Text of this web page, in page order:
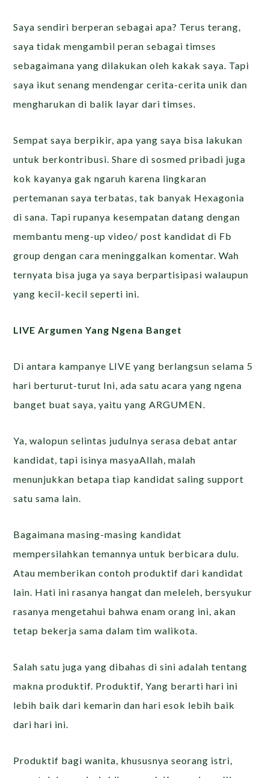
Saya sendiri berperan sebagai apa? Terus terang,
saya tidak mengambil peran sebagai timses
sebagaimana yang dilakukan oleh kakak saya. Tapi
saya ikut senang mendengar cerita-cerita unik dan
mengharukan di balik layar dari timses.
Sempat saya berpikir, apa yang saya bisa lakukan
untuk berkontribusi. Share di sosmed pribadi juga
kok kayanya gak ngaruh karena lingkaran
pertemanan saya terbatas, tak banyak Hexagonia
di sana. Tapi rupanya kesempatan datang dengan
membantu meng-up video/ post kandidat di Fb
group dengan cara meninggalkan komentar. Wah
ternyata bisa juga ya saya berpartisipasi walaupun
yang kecil-kecil seperti ini.
LIVE Argumen Yang Ngena Banget
Di antara kampanye LIVE yang berlangsun selama 5
hari berturut-turut Ini, ada satu acara yang ngena
banget buat saya, yaitu yang ARGUMEN.
Ya, walopun selintas judulnya serasa debat antar
kandidat, tapi isinya masyaAllah, malah
menunjukkan betapa tiap kandidat saling support
satu sama lain.
Bagaimana masing-masing kandidat
mempersilahkan temannya untuk berbicara dulu.
Atau memberikan contoh produktif dari kandidat
lain. Hati ini rasanya hangat dan meleleh, bersyukur
rasanya mengetahui bahwa enam orang ini, akan
tetap bekerja sama dalam tim walikota.
Salah satu juga yang dibahas di sini adalah tentang
makna produktif. Produktif, Yang berarti hari ini
lebih baik dari kemarin dan hari esok lebih baik
dari hari ini.
Produktif bagi wanita, khususnya seorang istri,